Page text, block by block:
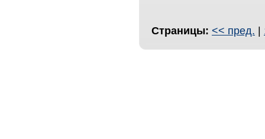
Страницы: << пред. |